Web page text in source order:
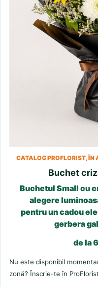
CATALOG PROFLORIST, ÎN
Buchet
Buchetul Small cu
alegere
pentru un cadou
gerbera
de la
Nu este disponibil
zonă? Înscrie-te în